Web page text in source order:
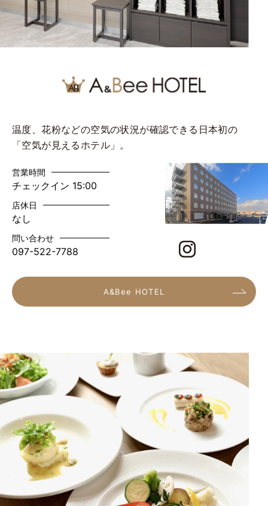
温度、花粉などの空気の状況が確認できる日本初の
「空気が見えるホテル」。
営業時間
チェックイン 15:00
店休日
なし
問い合わせ
097-522-7788
A&Bee HOTEL